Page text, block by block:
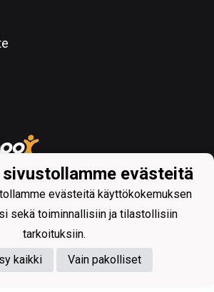
sivustollamme evästeitä
evästeitä käyttökokemuksen
sekä toiminnallisiin ja tilastollisiin
tarkoituksiin.
kaikki
Vain pakolliset